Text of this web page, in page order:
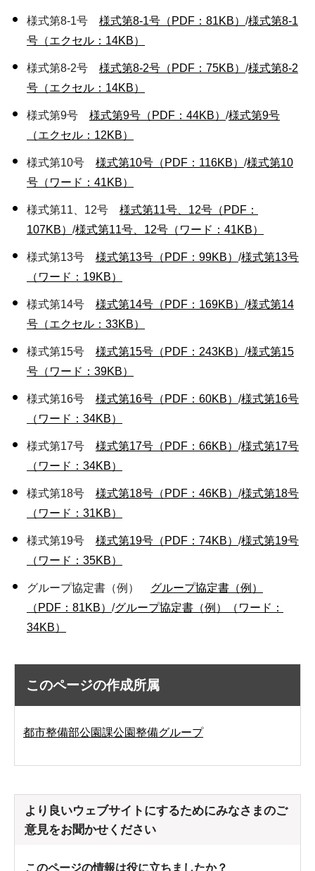
様式第8-1号 様式第8-1号（PDF：81KB） /様式第8-1
号（エクセル：14KB）
様式第8-2号 様式第8-2号（PDF：75KB） /様式第8-2
号（エクセル：14KB）
様式第9号 様式第9号（PDF：44KB） /様式第9号
（エクセル：12KB）
様式第10号 様式第10号（PDF：116KB） /様式第10
号（ワード：41KB）
様式第11、12号 様式第11号、12号（PDF：
107KB） /様式第11号、12号（ワード：41KB）
様式第13号 様式第13号（PDF：99KB） /様式第13号
（ワード：19KB）
様式第14号 様式第14号（PDF：169KB） /様式第14
号（エクセル：33KB）
様式第15号 様式第15号（PDF：243KB） /様式第15
号（ワード：39KB）
様式第16号 様式第16号（PDF：60KB） /様式第16号
（ワード：34KB）
様式第17号 様式第17号（PDF：66KB） /様式第17号
（ワード：34KB）
様式第18号 様式第18号（PDF：46KB） /様式第18号
（ワード：31KB）
様式第19号 様式第19号（PDF：74KB） /様式第19号
（ワード：35KB）
グループ協定書（例） グループ協定書（例）
（PDF：81KB） /グループ協定書（例）（ワード：
34KB）
このページの作成所属
都市整備部公園課公園整備グループ
より良いウェブサイトにするためにみなさまのご
意見をお聞かせください
このページの情報は役に立ちましたか？